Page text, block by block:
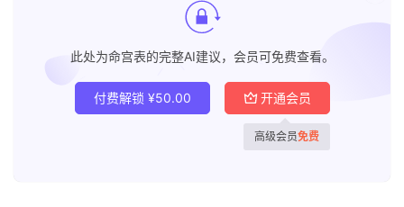
此处为命宫表的完整AI建议，会员可免费查看。
付费解锁 ¥50.00 开通会员
高级会员免费